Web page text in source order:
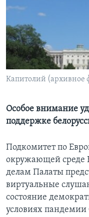
Learning English
СОЦИАЛЬНЫЕ СЕТИ
Капитолий (архивное
Особое внимание
поддержке
Подкомитет по
окружающей среде
делам Палаты
виртуальные
состояние
условиях пандемии